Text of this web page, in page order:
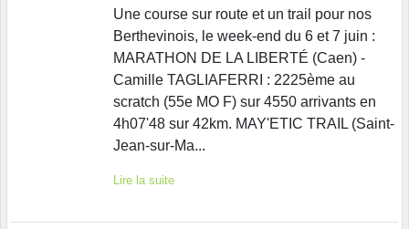
Une course sur route et un trail pour nos
Berthevinois, le week-end du 6 et 7 juin :
MARATHON DE LA LIBERTÉ (Caen) -
Camille TAGLIAFERRI : 2225ème au
scratch (55e MO F) sur 4550 arrivants en
4h07'48 sur 42km. MAY'ETIC TRAIL (Saint-
Jean-sur-Ma...
Lire la suite